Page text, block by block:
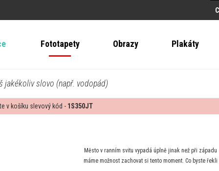
Fototapety Obrazy Plakáty
jakékoliv slovo (např. vodopád)
v košíku slevový kód - 1S350JT
Město v ranním svitu vypadá úplně jinak než při
máme možnost zachovat si tento moment. Co byste